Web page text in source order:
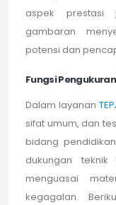
aspek prestasi
gambaran
potensi dan
Fungsi
Dalam layanan
sifat umum, dan
bidang
dukungan
menguasai
kegagalan.